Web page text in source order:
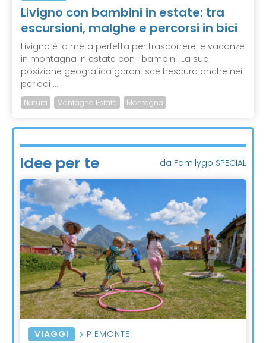
Livigno con bambini in estate: tra
escursioni, malghe e percorsi in bici
Livigno è la meta perfetta per trascorrere le vacanze
in montagna in estate con i bambini. La sua
posizione geografica garantisce frescura anche nei
periodi ...
Natura Montagna Estate Montagna
Idee per te da Familygo SPECIAL
VIAGGI PIEMONTE